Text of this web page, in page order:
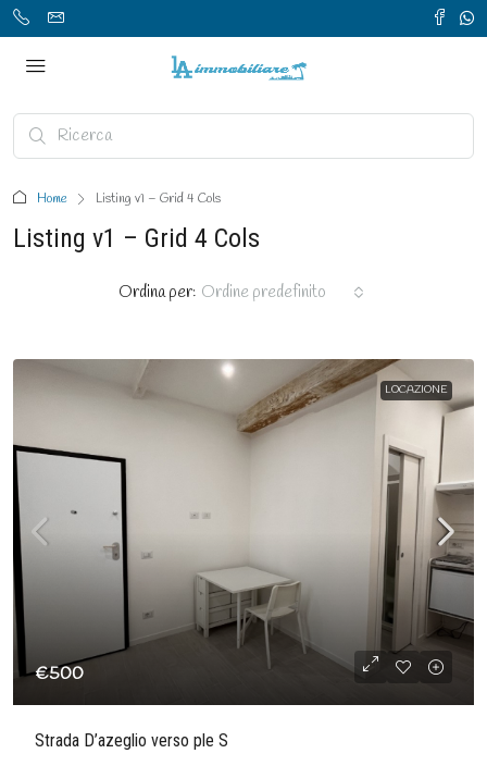
Home Listing v1 – Grid 4 Cols
Listing v1 – Grid 4 Cols
Ordina per: Ordine predefinito
LOCAZIONE
€500
Strada D’azeglio verso ple S